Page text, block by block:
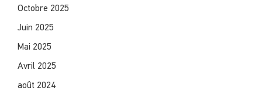
Octobre 2025
Juin 2025
Mai 2025
Avril 2025
août 2024